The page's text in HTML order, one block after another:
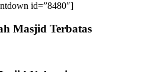
id=”8480″]
Masjid Terbatas